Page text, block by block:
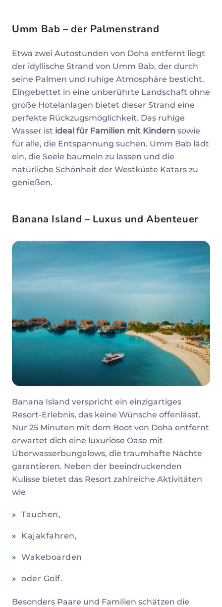
Umm Bab – der Palmenstrand
Etwa zwei Autostunden von Doha entfernt liegt
der idyllische Strand von Umm Bab, der durch
seine Palmen und ruhige Atmosphäre besticht.
Eingebettet in eine unberührte Landschaft ohne
große Hotelanlagen bietet dieser Strand eine
perfekte Rückzugsmöglichkeit. Das ruhige
Wasser ist ideal für Familien mit Kindern sowie
für alle, die Entspannung suchen. Umm Bab lädt
ein, die Seele baumeln zu lassen und die
natürliche Schönheit der Westküste Katars zu
genießen.
Banana Island – Luxus und Abenteuer
Banana Island verspricht ein einzigartiges
Resort-Erlebnis, das keine Wünsche offenlässt.
Nur 25 Minuten mit dem Boot von Doha entfernt
erwartet dich eine luxuriöse Oase mit
Überwasserbungalows, die traumhafte Nächte
garantieren. Neben der beeindruckenden
Kulisse bietet das Resort zahlreiche Aktivitäten
wie
Tauchen,
Kajakfahren,
Wakeboarden
oder Golf.
Besonders Paare und Familien schätzen die